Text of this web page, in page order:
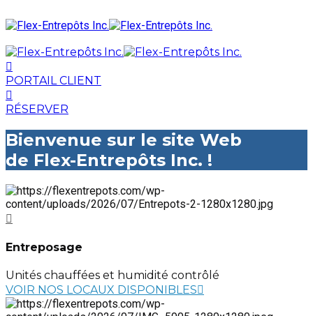
PORTAIL CLIENT
RÉSERVER
Bienvenue sur le site Web
de Flex-Entrepôts Inc. !
Entreposage
Unités chauffées et humidité contrôlé
VOIR NOS LOCAUX DISPONIBLES